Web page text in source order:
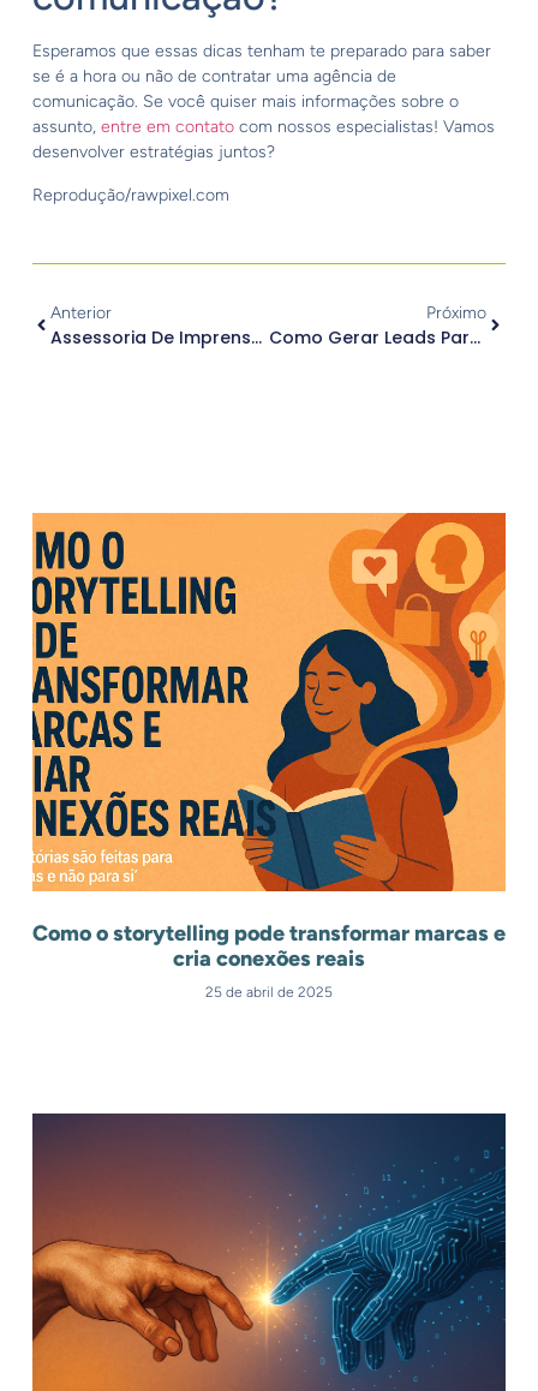
Esperamos que essas dicas tenham te preparado para saber
se é a hora ou não de contratar uma agência de
comunicação. Se você quiser mais informações sobre o
assunto, entre em contatocom nossos especialistas! Vamos
desenvolver estratégias juntos?
Reprodução/rawpixel.com
Anterior
Assessoria De Imprensa Faz Realmente Diferença Nos Dias Atuais?
Próximo
Como Gerar Leads Para Minha Empresa?
Outros Posts.
Como o storytelling pode transformar marcas e
cria conexões reais
25 de abril de 2025